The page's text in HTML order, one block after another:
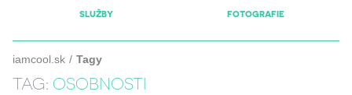
SLUŽBY FOTOGRAFIE
iamcool.sk Tagy
TAG: OSOBNOSTI